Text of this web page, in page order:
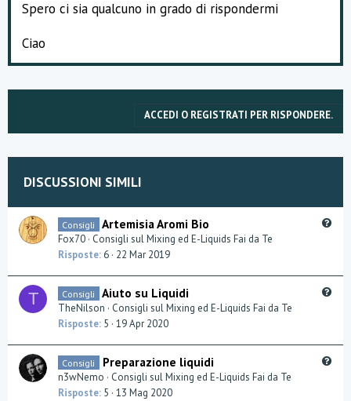
Spero ci sia qualcuno in grado di rispondermi
Ciao
ACCEDI O REGISTRATI PER RISPONDERE.
DISCUSSIONI SIMILI
Consigli Artemisia Aromi Bio
Fox70 Consigli sul Mixing ed E-Liquids Fai da Te
Risposte 6 22 Mar 2019
T Consigli Aiuto su Liquidi
TheNilson
Consigli sul Mixing ed E-Liquids Fai da Te
Risposte 5 19 Apr 2020
Consigli Preparazione liquidi
n3wNemo
Consigli sul Mixing ed E-Liquids Fai da Te
Risposte 5 13 Mag 2020